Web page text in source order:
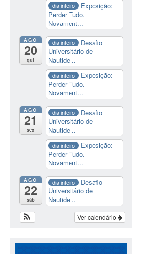
dia inteiro
Exposição:
Perder Tudo.
Novament...
AGO
20
qui
dia inteiro
Desafio
Universitário de
Nautide...
dia inteiro
Exposição:
Perder Tudo.
Novament...
AGO
21
sex
dia inteiro
Desafio
Universitário de
Nautide...
dia inteiro
Exposição:
Perder Tudo.
Novament...
AGO
22
sáb
dia inteiro
Desafio
Universitário de
Nautide...
Ver calendário